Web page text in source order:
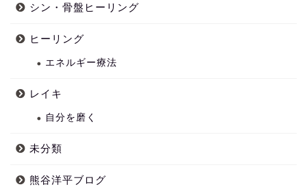
シン・骨盤ヒーリング
ヒーリング
エネルギー療法
レイキ
自分を磨く
未分類
熊谷洋平ブログ